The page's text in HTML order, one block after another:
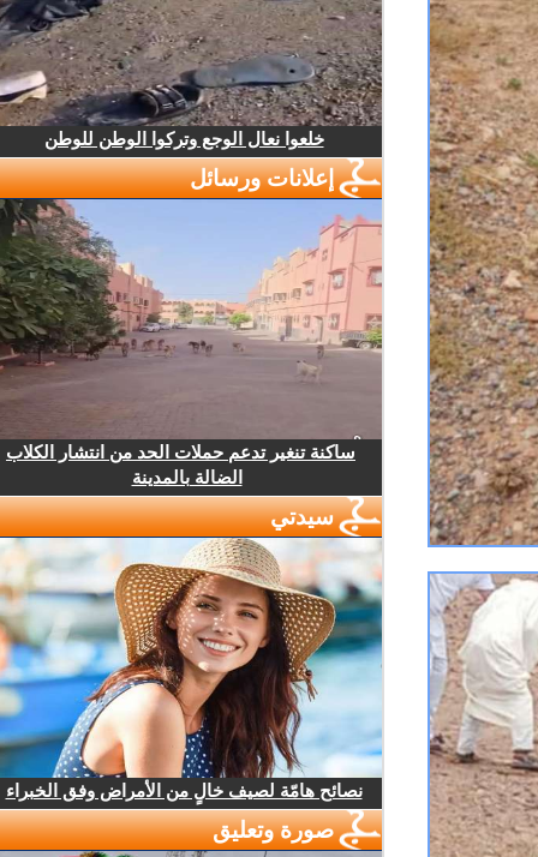
خلعوا نعال الوجع وتركوا الوطن للوطن
إعلانات ورسائل
ساكنة تنغير تدعم حملات الحد من انتشار الكلاب
الضالة بالمدينة
سيدتي
نصائح هامّة لصيف خالٍ من الأمراض وفق الخبراء
صورة وتعليق